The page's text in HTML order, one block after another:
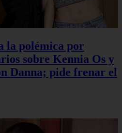
la polémica por
sobre Kennia Os y
Danna; pide frenar el